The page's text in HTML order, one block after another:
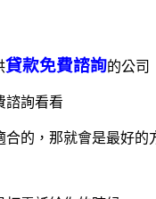
貸款免費諮詢的公司
諮詢看看
的，那就會是最好的